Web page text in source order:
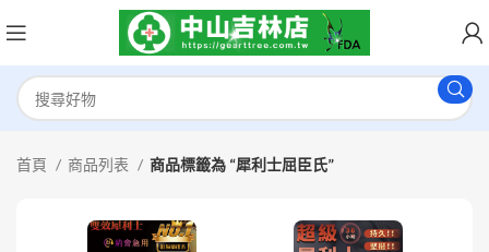
首頁 商品列表 商品標籤為 “犀利士屈臣氏”